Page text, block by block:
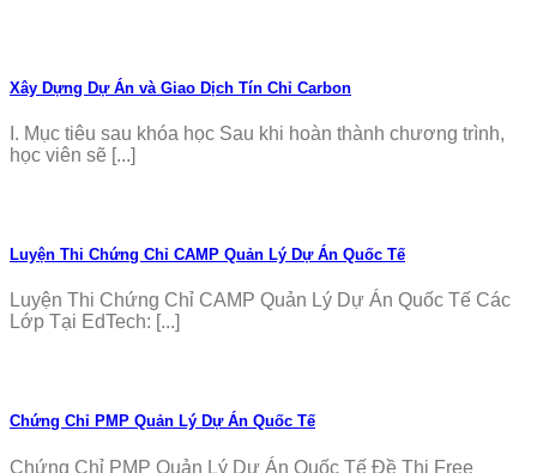
Xây Dựng Dự Án và Giao Dịch Tín Chỉ Carbon
I. Mục tiêu sau khóa học Sau khi hoàn thành chương trình,
học viên sẽ [...]
Luyện Thi Chứng Chỉ CAMP Quản Lý Dự Án Quốc Tế
Luyện Thi Chứng Chỉ CAMP Quản Lý Dự Án Quốc Tế Các
Lớp Tại EdTech: [...]
Chứng Chỉ PMP Quản Lý Dự Án Quốc Tế
Chứng Chỉ PMP Quản Lý Dự Án Quốc Tế Đề Thi Free